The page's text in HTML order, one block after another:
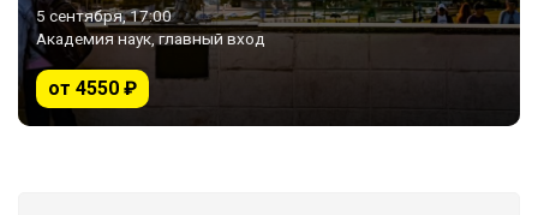
5 сентября, 17:00
Академия наук, главный вход
от 4550 ₽